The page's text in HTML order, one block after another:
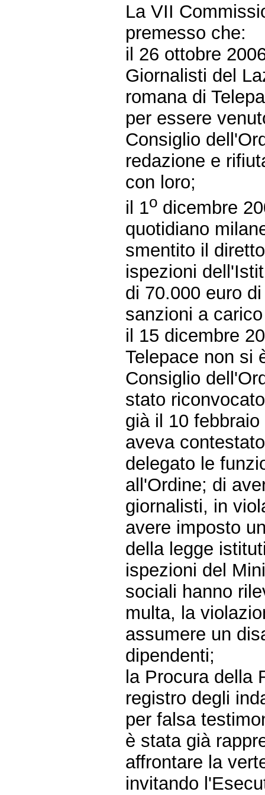
La VII
premesso che:
il 26 ottobre
Giornalisti del
romana di
per essere
Consiglio
redazione e
con loro;
il 1o dicembre
quotidiano
smentito il
ispezioni
di 70.000 euro
sanzioni a
il 15 dicembre
Telepace non si
Consiglio
stato
già il 10
aveva
delegato le
all'Ordine; di
giornalisti, in
avere imposto
della legge
ispezioni del
sociali hanno
multa, la
assumere un
dipendenti;
la Procura della
registro degli
per falsa
è stata già
affrontare la
invitando